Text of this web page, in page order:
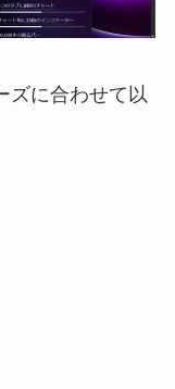
ズに合わせて以